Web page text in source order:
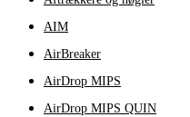
AIM
AirBreaker
AirDrop MIPS
AirDrop MIPS QUIN